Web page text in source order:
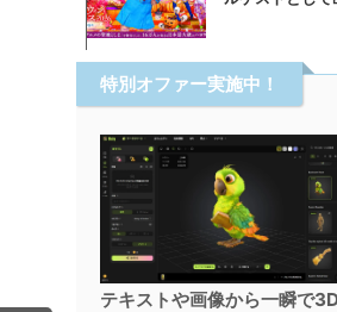
特別オファー実施中！
テキストや画像から一瞬で